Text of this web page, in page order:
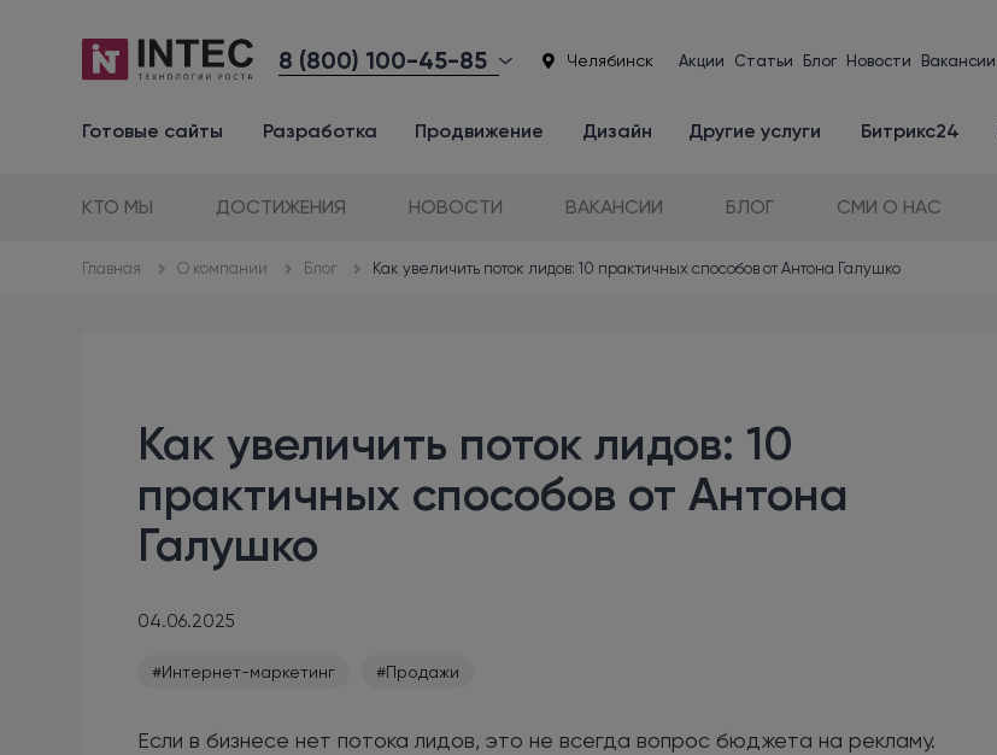
8 (800) 100-45-85 Челябинск Акции Статьи Блог Новости Вакансии
Готовые сайты Разработка Продвижение Дизайн Другие услуги Битрикс24
КТО МЫ ДОСТИЖЕНИЯ НОВОСТИ ВАКАНСИИ БЛОГ СМИ О НАС
Главная О компании Блог Как увеличить поток лидов: 10 практичных способов от Антона Галушко
Как увеличить поток лидов: 10
практичных способов от Антона
Галушко
04.06.2025
#Интернет-маркетинг #Продажи
Если в бизнесе нет потока лидов, это не всегда вопрос бюджета на рекламу.